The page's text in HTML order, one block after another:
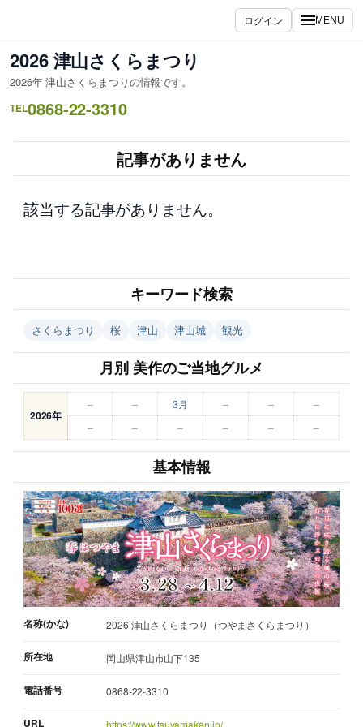
を
ス
キ
ッ
ログイン MENU
2026 津山さくらまつり
2026年 津山さくらまつりの情報です。
TEL0868-22-3310
記事がありません
該当する記事がありません。
キーワード検索
さくらまつり 桜 津山 津山城 観光
月別 美作のご当地グルメ
2026年
– – 3月 – –
–
–
– – – – –
基本情報
名称(かな) 2026 津山さくらまつり（つやまさくらまつり）
所在地 岡山県津山市山下135
電話番号 0868-22-3310
URL https://www.tsuyamakan.jp/